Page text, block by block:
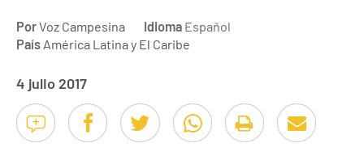
PorVoz Campesina Idioma Español
País América Latina y El Caribe
4 julio 2017